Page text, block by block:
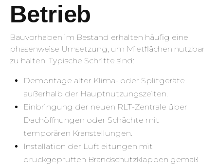
Betrieb
Bauvorhaben im Bestand erhalten häufig eine
phasenweise Umsetzung, um Mietflächen nutzbar
zu halten. Typische Schritte sind:
Demontage alter Klima- oder Splitgeräte
außerhalb der Hauptnutzungszeiten.
Einbringung der neuen RLT-Zentrale über
Dachöffnungen oder Schächte mit
temporären Kranstellungen.
Installation der Luftleitungen mit
druckgeprüften Brandschutzklappen gemäß